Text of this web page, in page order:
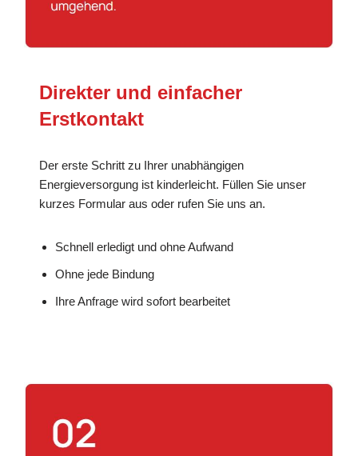
Direkter und einfacher
Erstkontakt
Der erste Schritt zu Ihrer unabhängigen
Energieversorgung ist kinderleicht. Füllen Sie unser
kurzes Formular aus oder rufen Sie uns an.
Schnell erledigt und ohne Aufwand
Ohne jede Bindung
Ihre Anfrage wird sofort bearbeitet